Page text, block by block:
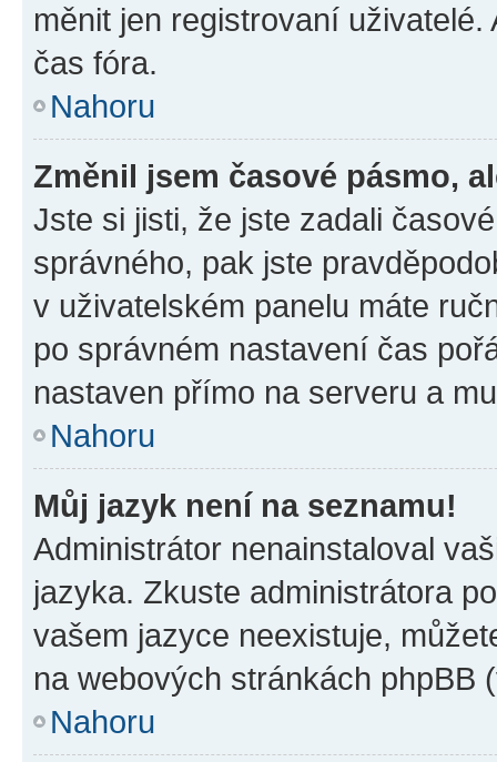
měnit jen registrovaní
čas fóra.
Nahoru
Změnil jsem časové pásmo,
Jste si jisti, že jste zadali
správného, pak jste
v uživatelském panelu máte
po správném nastavení čas
nastaven přímo na serveru a
Nahoru
Můj jazyk není na seznamu!
Administrátor nenainstaloval
jazyka. Zkuste administrátora
vašem jazyce neexistuje,
na webových stránkách phpBB
Nahoru